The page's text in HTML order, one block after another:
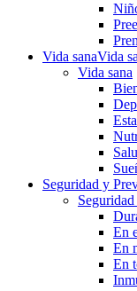
Vida sanaVida
Vida sana
Seguridad y
En
En
En